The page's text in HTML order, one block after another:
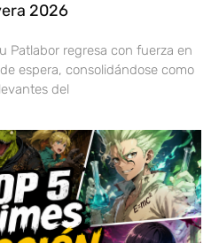
2026
Patlabor regresa con fuerza en
espera, consolidándose como
del